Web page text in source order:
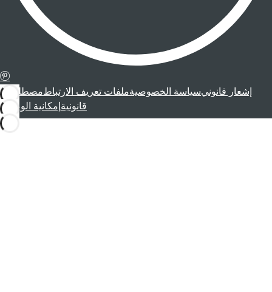
إشعار قانونيسياسة الخصوصيةملفات تعريف الارتباطمصطلحات
قانونية إمكانية الوصول